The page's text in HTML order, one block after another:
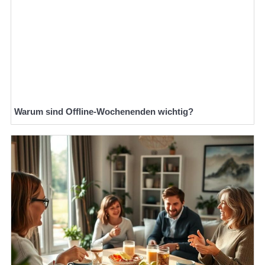
Warum sind Offline-Wochenenden wichtig?